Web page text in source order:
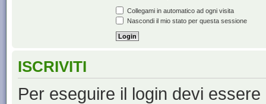
Collegami in automatico ad ogni visita
Nascondi il mio stato per questa sessione
ISCRIVITI
Per eseguire il login devi